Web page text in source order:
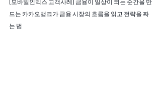
[모바일인덱스 고객사례] 금융이 일상이 되는 순간을 만
드는 카카오뱅크가 금융 시장의 흐름을 읽고 전략을 짜
는 법